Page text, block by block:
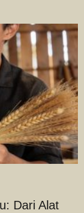
Dari Alat